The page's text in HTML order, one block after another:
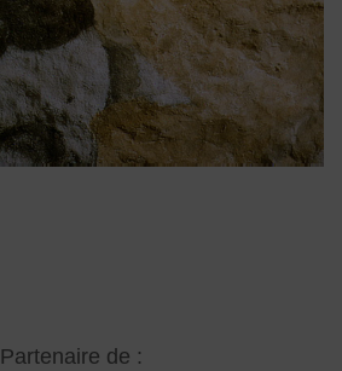
Partenaire de :